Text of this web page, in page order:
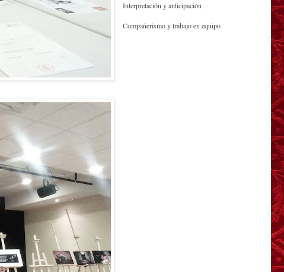
Interpretación y anticipación
Compañerismo y trabajo en equipo